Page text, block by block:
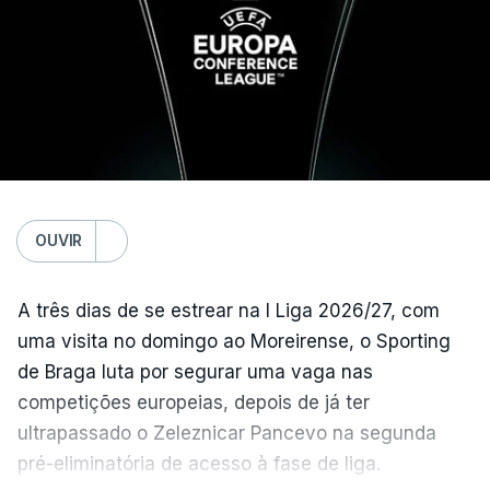
Na fase de liga da Liga Europa já está o Torreense,
único representante português com entrada direta,
graças à conquista da Taça de Portugal.
OUVIR
A três dias de se estrear na I Liga 2026/27, com
uma visita no domingo ao Moreirense, o Sporting
de Braga luta por segurar uma vaga nas
competições europeias, depois de já ter
ultrapassado o Zeleznicar Pancevo na segunda
pré-eliminatória de acesso à fase de liga.